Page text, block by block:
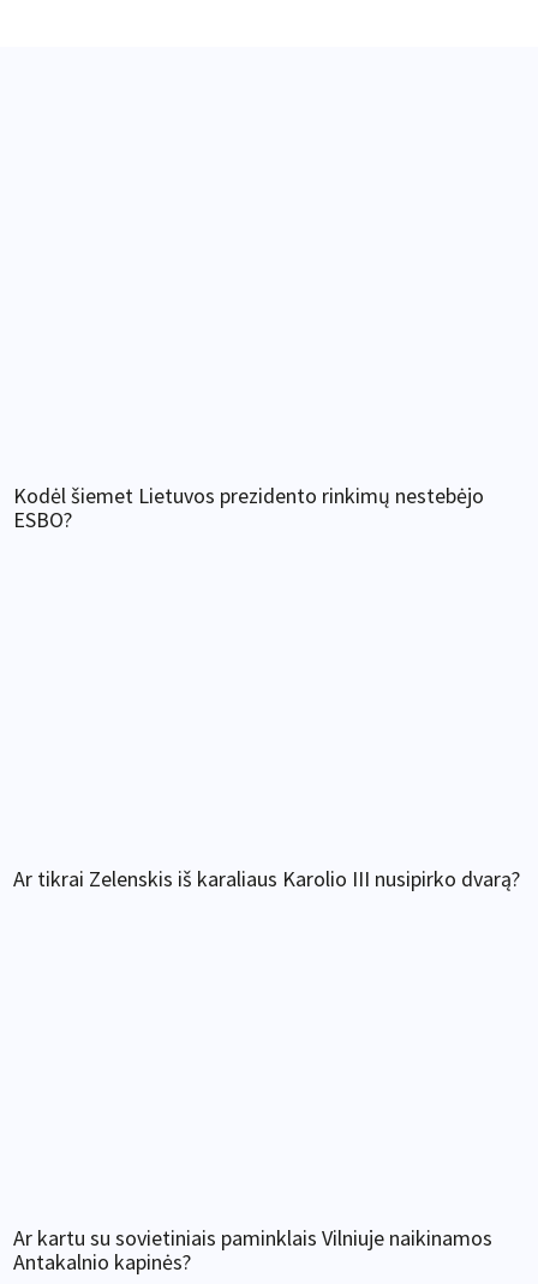
Kodėl šiemet Lietuvos prezidento rinkimų nestebėjo
ESBO?
Ar tikrai Zelenskis iš karaliaus Karolio III nusipirko dvarą?
Ar kartu su sovietiniais paminklais Vilniuje naikinamos
Antakalnio kapinės?